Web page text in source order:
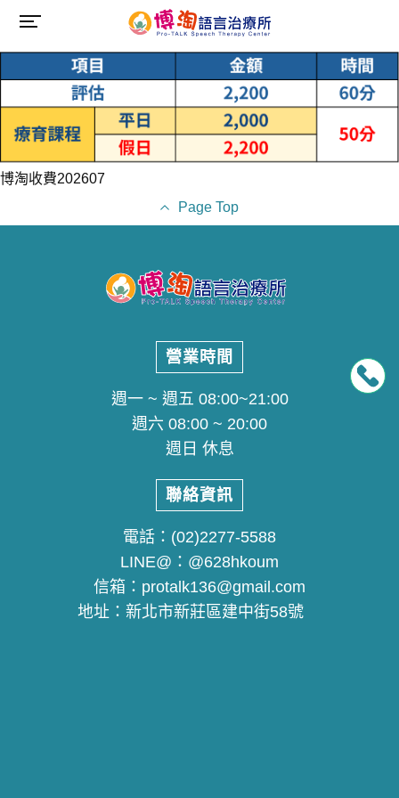
博淘收費202607
Page Top
營業時間
週一 ~ 週五 08:00~21:00
週六 08:00 ~ 20:00
週日 休息
聯絡資訊
電話： (02)2277-5588
LINE@： @628hkoum
信箱： protalk136@gmail.com
地址： 新北市新莊區建中街58號